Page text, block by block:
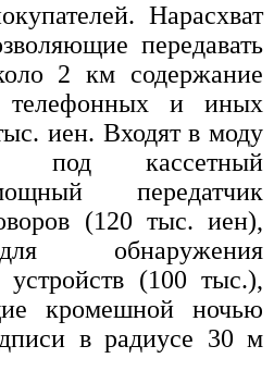
Нарасхват
передавать
2 км содержание
телефонных и иных
иен. Входят в моду
под кассетный
передатчик
(120 тыс. иен),
обнаружения
(100 тыс.),
кромешной ночью
в радиусе 30 м